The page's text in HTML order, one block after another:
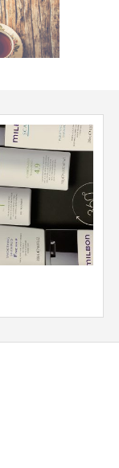
検温結果 merci青葉